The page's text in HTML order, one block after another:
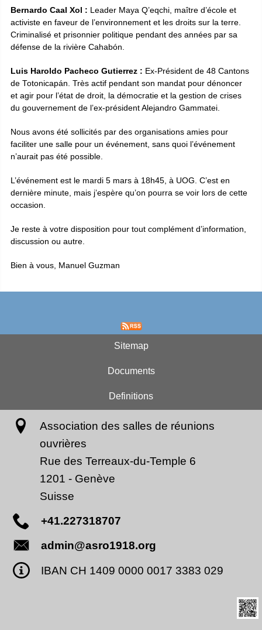
Bernardo Caal Xol : Leader Maya Q’eqchi, maître d’école et
activiste en faveur de l’environnement et les droits sur la terre.
Criminalisé et prisonnier politique pendant des années par sa
défense de la rivière Cahabón.
Luis Haroldo Pacheco Gutierrez : Ex-Président de 48 Cantons
de Totonicapán. Très actif pendant son mandat pour dénoncer
et agir pour l’état de droit, la démocratie et la gestion de crises
du gouvernement de l’ex-président Alejandro Gammatei.
Nous avons été sollicités par des organisations amies pour
faciliter une salle pour un événement, sans quoi l’événement
n’aurait pas été possible.
L’événement est le mardi 5 mars à 18h45, à UOG. C’est en
dernière minute, mais j’espère qu’on pourra se voir lors de cette
occasion.
Je reste à votre disposition pour tout complément d’information,
discussion ou autre.
Bien à vous, Manuel Guzman
Sitemap
Documents
Definitions
Association des salles de réunions
ouvrières
Rue des Terreaux-du-Temple 6
1201 - Genève
Suisse
+41.227318707
admin@asro1918.org
IBAN CH 1409 0000 0017 3383 029